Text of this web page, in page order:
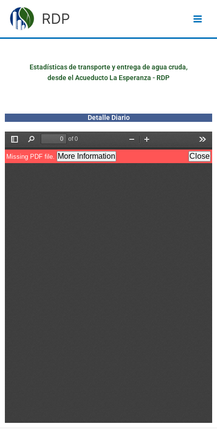
contenido
RDP
Estadísticas de transporte y entrega de agua cruda,
desde el Acueducto La Esperanza - RDP
Detalle Diario